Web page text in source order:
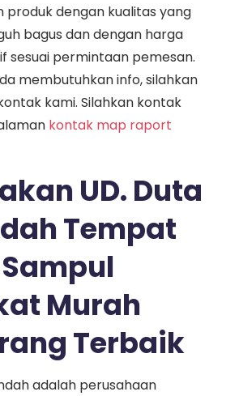
produk dengan kualitas yang
bagus dan dengan harga
sesuai permintaan pemesan.
membutuhkan info, silahkan
kami. Silahkan kontak
kontak map raport
UD. Duta
Tempat
Murah
Terbaik
adalah perusahaan